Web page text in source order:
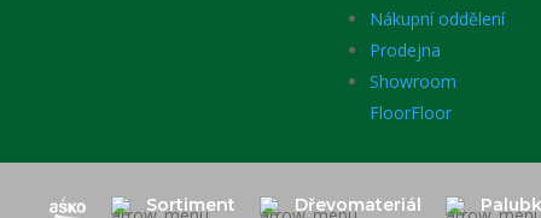
Nákupní oddělení
Prodejna
Showroom
FloorFloor
Sortiment Dřevomateriál